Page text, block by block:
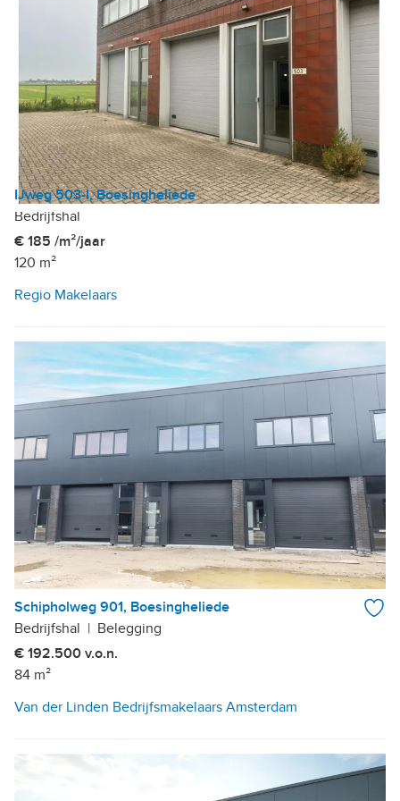
IJweg 503-I, Boesingheliede
Bedrijfshal
€ 185 /m²/jaar
120 m²
Regio Makelaars
Schipholweg 901, Boesingheliede
Bedrijfshal | Belegging
€ 192.500 v.o.n.
84 m²
Van der Linden Bedrijfsmakelaars Amsterdam